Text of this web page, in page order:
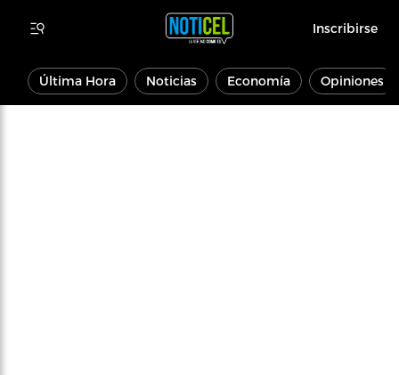
Inscribirse
Última Hora Noticias Economía Opiniones